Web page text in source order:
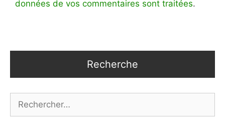
données de vos commentaires sont traitées.
Recherche